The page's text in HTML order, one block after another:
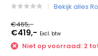
Bekijk alles
€465,-
€419,- Excl. btw
Niet op voorraad: 2